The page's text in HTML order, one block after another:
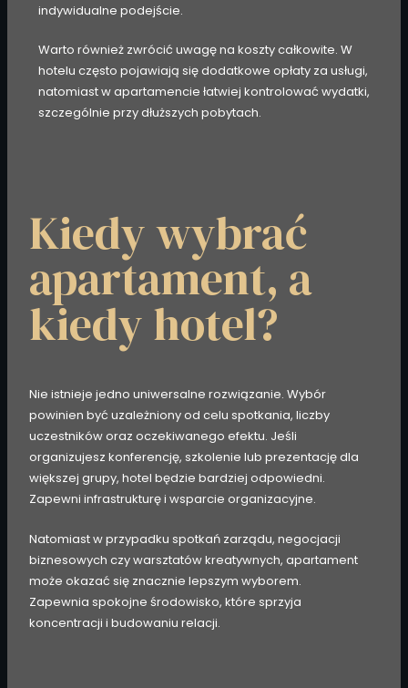
indywidualne podejście.
Warto również zwrócić uwagę na koszty całkowite. W
hotelu często pojawiają się dodatkowe opłaty za usługi,
natomiast w apartamencie łatwiej kontrolować wydatki,
szczególnie przy dłuższych pobytach.
Kiedy wybrać
apartament, a
kiedy hotel?
Nie istnieje jedno uniwersalne rozwiązanie. Wybór
powinien być uzależniony od celu spotkania, liczby
uczestników oraz oczekiwanego efektu. Jeśli
organizujesz konferencję, szkolenie lub prezentację dla
większej grupy, hotel będzie bardziej odpowiedni.
Zapewni infrastrukturę i wsparcie organizacyjne.
Natomiast w przypadku spotkań zarządu, negocjacji
biznesowych czy warsztatów kreatywnych, apartament
może okazać się znacznie lepszym wyborem.
Zapewnia spokojne środowisko, które sprzyja
koncentracji i budowaniu relacji.